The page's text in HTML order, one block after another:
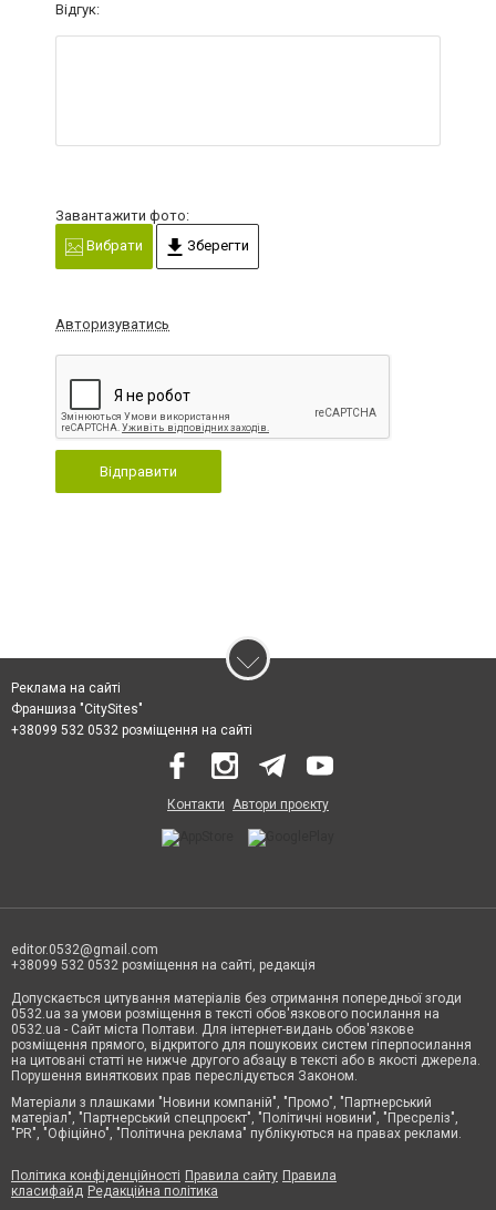
Відгук:
Завантажити фото:
Вибрати
Зберегти
Авторизуватись
Відправити
Реклама на сайті
Франшиза "CitySites"
+38099 532 0532 розміщення на сайті
Контакти Автори проєкту
editor.0532@gmail.com
+38099 532 0532 розміщення на сайті, редакція
Допускається цитування матеріалів без отримання попередньої згоди
0532.ua за умови розміщення в тексті обов'язкового посилання на
0532.ua - Сайт міста Полтави. Для інтернет-видань обов'язкове
розміщення прямого, відкритого для пошукових систем гіперпосилання
на цитовані статті не нижче другого абзацу в тексті або в якості джерела.
Порушення виняткових прав переслідується Законом.
Матеріали з плашками "Новини компаній", "Промо", "Партнерський
матеріал", "Партнерський спецпроєкт", "Політичні новини", "Пресреліз",
"PR", "Офіційно", "Політична реклама" публікуються на правах реклами.
Політика конфіденційності Правила сайту Правила
класифайд Редакційна політика